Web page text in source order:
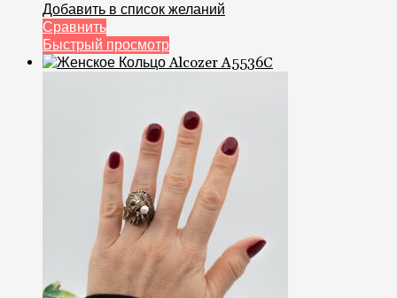
Добавить в список желаний
Сравнить
Быстрый просмотр